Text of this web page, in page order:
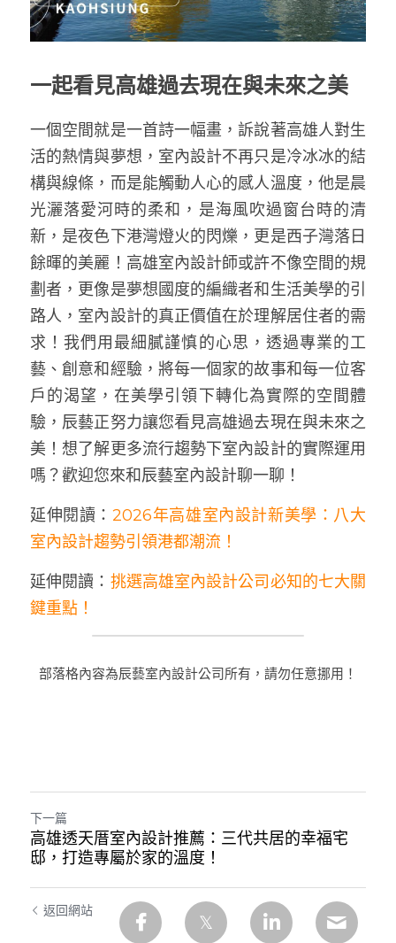
一起看見高雄過去現在與未來之美
一個空間就是一首詩一幅畫，訴說著高雄人對生
活的熱情與夢想，室內設計不再只是冷冰冰的結
構與線條，而是能觸動人心的感人溫度，他是晨
光灑落愛河時的柔和，是海風吹過窗台時的清
新，是夜色下港灣燈火的閃爍，更是西子灣落日
餘暉的美麗！高雄室內設計師或許不像空間的規
劃者，更像是夢想國度的編織者和生活美學的引
路人，室內設計的真正價值在於理解居住者的需
求！我們用最細膩謹慎的心思，透過專業的工
藝、創意和經驗，將每一個家的故事和每一位客
戶的渴望，在美學引領下轉化為實際的空間體
驗，辰藝正努力讓您看見高雄過去現在與未來之
美！想了解更多流行趨勢下室內設計的實際運用
嗎？歡迎您來和辰藝室內設計聊一聊！
延伸閱讀：2026年高雄室內設計新美學：八大
室內設計趨勢引領港都潮流！
延伸閱讀： 挑選高雄室內設計公司必知的七大關
鍵重點！
部落格內容為辰藝室內設計公司所有，請勿任意挪用！
下一篇
高雄透天厝室內設計推薦：三代共居的幸福宅
邸，打造專屬於家的溫度！
返回網站